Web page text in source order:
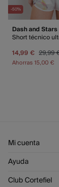
-50%
Dash and Stars
14,99 € 29,99
Ahorras15,00 €
Mi cuenta
Registrarme
Direcciones de
Ayuda
Atención al cliente
Club Cortefiel